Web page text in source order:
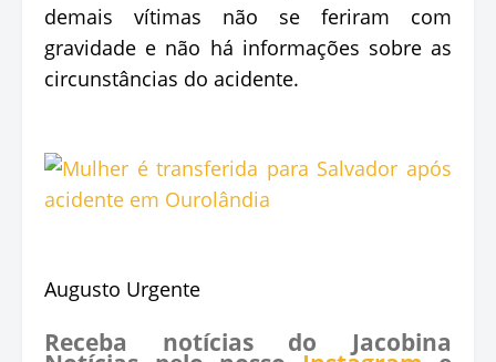
demais vítimas não se feriram com
gravidade e não há informações sobre as
circunstâncias do acidente.
Augusto Urgente
Receba notícias do Jacobina